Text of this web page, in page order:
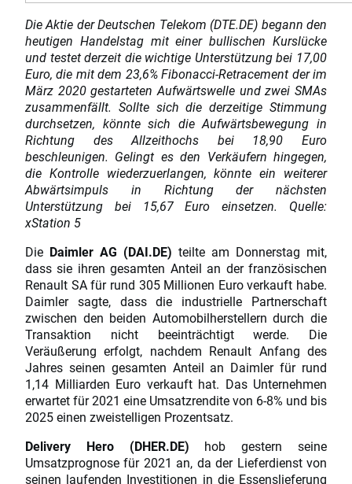
Die Aktie der Deutschen Telekom (DTE.DE) begann den
heutigen Handelstag mit einer bullischen Kurslücke
und testet derzeit die wichtige Unterstützung bei 17,00
Euro, die mit dem 23,6% Fibonacci-Retracement der im
März 2020 gestarteten Aufwärtswelle und zwei SMAs
zusammenfällt. Sollte sich die derzeitige Stimmung
durchsetzen, könnte sich die Aufwärtsbewegung in
Richtung des Allzeithochs bei 18,90 Euro
beschleunigen. Gelingt es den Verkäufern hingegen,
die Kontrolle wiederzuerlangen, könnte ein weiterer
Abwärtsimpuls in Richtung der nächsten
Unterstützung bei 15,67 Euro einsetzen. Quelle:
xStation 5
Die Daimler AG (DAI.DE) teilte am Donnerstag mit,
dass sie ihren gesamten Anteil an der französischen
Renault SA für rund 305 Millionen Euro verkauft habe.
Daimler sagte, dass die industrielle Partnerschaft
zwischen den beiden Automobilherstellern durch die
Transaktion nicht beeinträchtigt werde. Die
Veräußerung erfolgt, nachdem Renault Anfang des
Jahres seinen gesamten Anteil an Daimler für rund
1,14 Milliarden Euro verkauft hat. Das Unternehmen
erwartet für 2021 eine Umsatzrendite von 6-8% und bis
2025 einen zweistelligen Prozentsatz.
Delivery Hero (DHER.DE) hob gestern seine
Umsatzprognose für 2021 an, da der Lieferdienst von
seinen laufenden Investitionen in die Essenslieferung